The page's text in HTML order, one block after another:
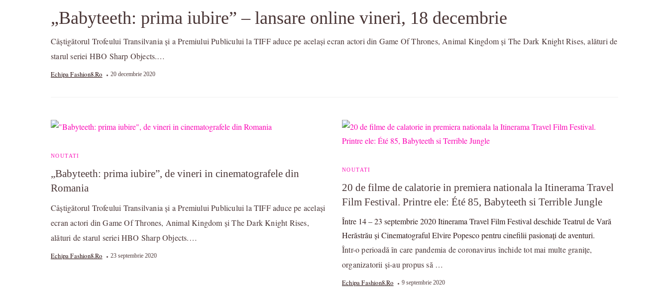
„Babyteeth: prima iubire” – lansare online vineri, 18 decembrie
Câștigătorul Trofeului Transilvania și a Premiului Publicului la TIFF aduce pe același ecran actori din Game Of Thrones, Animal Kingdom și The Dark Knight Rises, alături de
starul seriei HBO Sharp Objects.…
Echipa Fashion8.ro 20 decembrie 2020
NOUTATI
„Babyteeth: prima iubire”, de vineri in cinematografele din
Romania
Câștigătorul Trofeului Transilvania și a Premiului Publicului la TIFF aduce pe același
ecran actori din Game Of Thrones, Animal Kingdom și The Dark Knight Rises,
alături de starul seriei HBO Sharp Objects.…
Echipa Fashion8.ro 23 septembrie 2020
NOUTATI
20 de filme de calatorie in premiera nationala la Itinerama Travel
Film Festival. Printre ele: Été 85, Babyteeth si Terrible Jungle
Între 14 – 23 septembrie 2020 Itinerama Travel Film Festival deschide Teatrul de Vară
Herăstrău și Cinematograful Elvire Popesco pentru cinefilii pasionați de aventuri.
Într-o perioadă în care pandemia de coronavirus închide tot mai multe granițe,
organizatorii și-au propus să …
Echipa Fashion8.ro 9 septembrie 2020